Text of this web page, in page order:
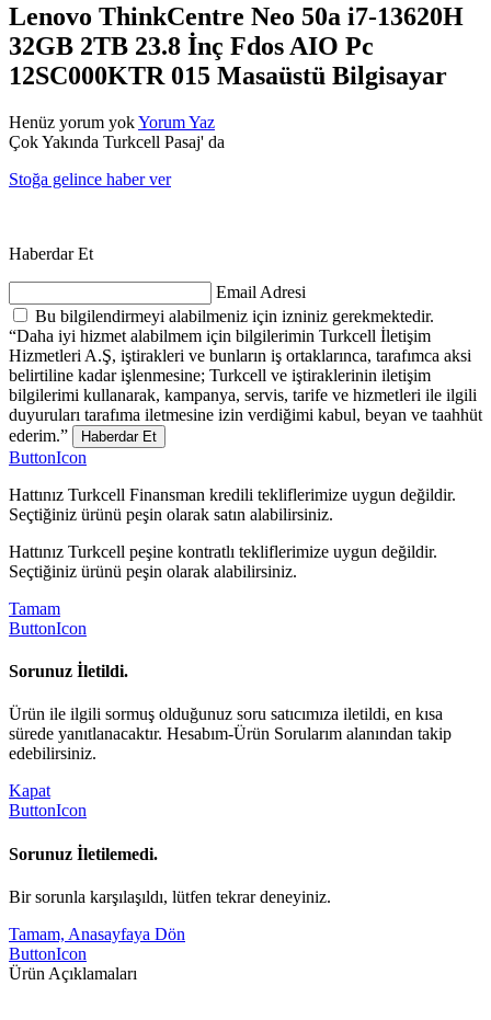
Lenovo ThinkCentre Neo 50a i7-13620H
32GB 2TB 23.8 İnç Fdos AIO Pc
12SC000KTR 015 Masaüstü Bilgisayar
Henüz yorum yokYorum Yaz
Çok Yakında Turkcell Pasaj' da
Stoğa gelince haber ver
Haberdar Et
Email Adresi
Bu bilgilendirmeyi alabilmeniz için izniniz gerekmektedir.
“Daha iyi hizmet alabilmem için bilgilerimin Turkcell İletişim
Hizmetleri A.Ş, iştirakleri ve bunların iş ortaklarınca, tarafımca aksi
belirtiline kadar işlenmesine; Turkcell ve iştiraklerinin iletişim
bilgilerimi kullanarak, kampanya, servis, tarife ve hizmetleri ile ilgili
duyuruları tarafıma iletmesine izin verdiğimi kabul, beyan ve taahhüt
ederim.”
Haberdar Et
ButtonIcon
Hattınız Turkcell Finansman kredili tekliflerimize uygun değildir.
Seçtiğiniz ürünü peşin olarak satın alabilirsiniz.
Hattınız Turkcell peşine kontratlı tekliflerimize uygun değildir.
Seçtiğiniz ürünü peşin olarak alabilirsiniz.
Tamam
ButtonIcon
Sorunuz İletildi.
Ürün ile ilgili sormuş olduğunuz soru satıcımıza iletildi, en kısa
sürede yanıtlanacaktır. Hesabım-Ürün Sorularım alanından takip
edebilirsiniz.
Kapat
ButtonIcon
Sorunuz İletilemedi.
Bir sorunla karşılaşıldı, lütfen tekrar deneyiniz.
Tamam, Anasayfaya Dön
ButtonIcon
Ürün Açıklamaları